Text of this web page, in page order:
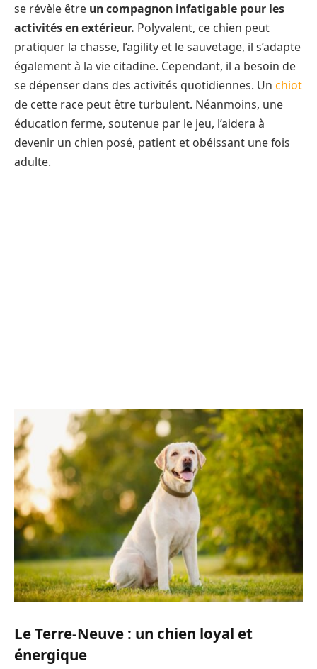
se révèle être un compagnon infatigable pour les
activités en extérieur. Polyvalent, ce chien peut
pratiquer la chasse, l’agility et le sauvetage, il s’adapte
également à la vie citadine. Cependant, il a besoin de
se dépenser dans des activités quotidiennes. Un chiot
de cette race peut être turbulent. Néanmoins, une
éducation ferme, soutenue par le jeu, l’aidera à
devenir un chien posé, patient et obéissant une fois
adulte.
Le Terre-Neuve : un chien loyal et
énergique